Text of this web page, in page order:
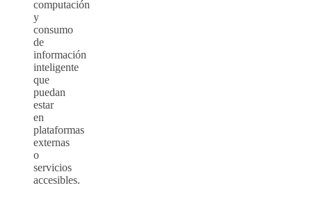
computación
y
consumo
de
información
inteligente
que
puedan
estar
en
plataformas
externas
o
servicios
accesibles.